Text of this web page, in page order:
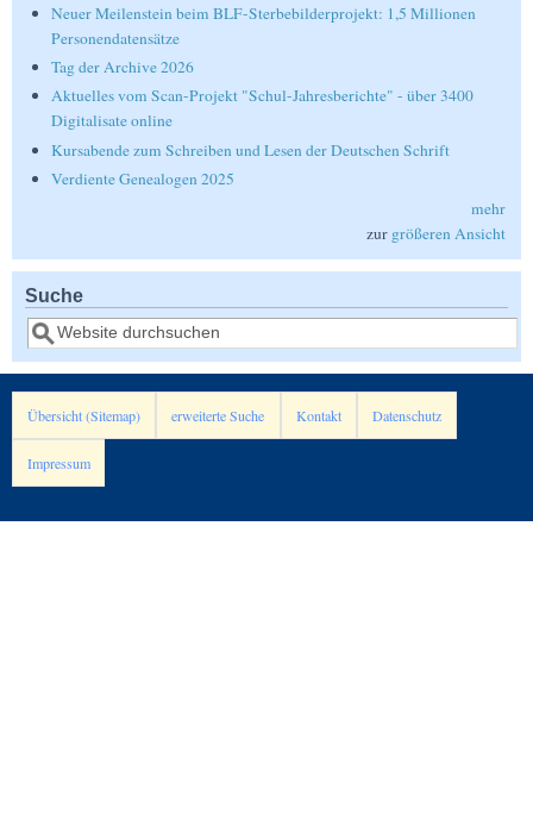
Neuer Meilenstein beim BLF-Sterbebilderprojekt: 1,5 Millionen
Personendatensätze
Tag der Archive 2026
Aktuelles vom Scan-Projekt "Schul-Jahresberichte" - über 3400
Digitalisate online
Kursabende zum Schreiben und Lesen der Deutschen Schrift
Verdiente Genealogen 2025
mehr
zur größeren Ansicht
Suche
Suche
Übersicht (Sitemap) erweiterte Suche Kontakt Datenschutz
Impressum